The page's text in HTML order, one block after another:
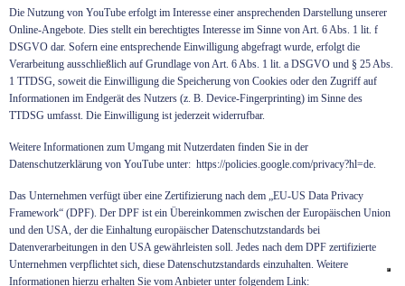
Die Nutzung von YouTube erfolgt im Interesse einer ansprechenden Darstellung unserer
Online-Angebote. Dies stellt ein berechtigtes Interesse im Sinne von Art. 6 Abs. 1 lit. f
DSGVO dar. Sofern eine entsprechende Einwilligung abgefragt wurde, erfolgt die
Verarbeitung ausschließlich auf Grundlage von Art. 6 Abs. 1 lit. a DSGVO und § 25 Abs.
1 TTDSG, soweit die Einwilligung die Speicherung von Cookies oder den Zugriff auf
Informationen im Endgerät des Nutzers (z. B. Device-Fingerprinting) im Sinne des
TTDSG umfasst. Die Einwilligung ist jederzeit widerrufbar.
Weitere Informationen zum Umgang mit Nutzerdaten finden Sie in der
Datenschutzerklärung von YouTube unter: https://policies.google.com/privacy?hl=de.
Das Unternehmen verfügt über eine Zertifizierung nach dem „EU-US Data Privacy
Framework“ (DPF). Der DPF ist ein Übereinkommen zwischen der Europäischen Union
und den USA, der die Einhaltung europäischer Datenschutzstandards bei
Datenverarbeitungen in den USA gewährleisten soll. Jedes nach dem DPF zertifizierte
Unternehmen verpflichtet sich, diese Datenschutzstandards einzuhalten. Weitere
Informationen hierzu erhalten Sie vom Anbieter unter folgendem Link: